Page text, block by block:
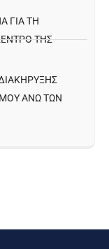
ΓΙΑ ΤΗ
ΤΗΣ
ΑΝΩ ΤΩΝ